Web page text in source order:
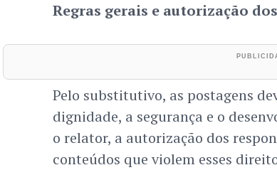
Regras gerais e autorização
Pelo substitutivo, as postagens
dignidade, a segurança e o
o relator, a autorização dos
conteúdos que violem esses